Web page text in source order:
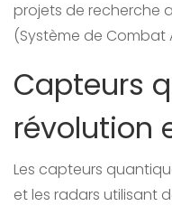
projets de recherche
(Système de Combat
Capteurs
révolution
Les capteurs
et les radars utilisant